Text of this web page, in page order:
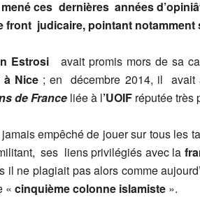
ces dernières années
front judicaire, pointant
Estrosiavait promis mors de sa
à Nice ; en décembre 2014, il avait
de France liée à l’UOIF réputée très
empêché de jouer sur tous les
ses liens privilégiés avec la
il ne plagiait pas alors comme
« cinquième colonne islamiste ».